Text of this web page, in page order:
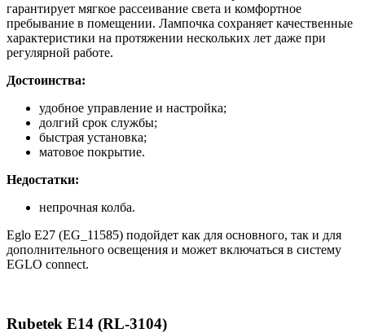
гарантирует мягкое рассеивание света и комфортное
пребывание в помещении. Лампочка сохраняет качественные
характеристики на протяжении нескольких лет даже при
регулярной работе.
Достоинства:
удобное управление и настройка;
долгий срок службы;
быстрая установка;
матовое покрытие.
Недостатки:
непрочная колба.
Eglo E27 (EG_11585) подойдет как для основного, так и для
дополнительного освещения и может включаться в систему
EGLO connect.
Rubetek E14 (RL-3104)